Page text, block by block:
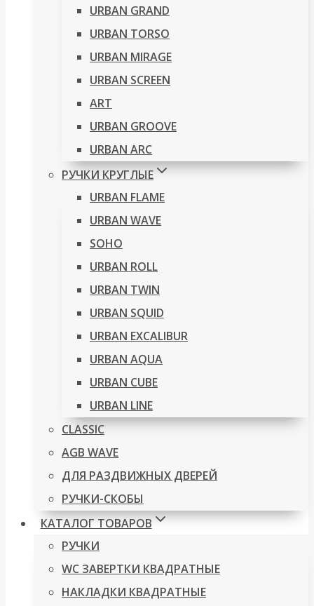
URBAN GRAND
URBAN TORSO
URBAN MIRAGE
URBAN SCREEN
ART
URBAN GROOVE
URBAN ARC
РУЧКИ КРУГЛЫЕ
URBAN FLAME
URBAN WAVE
SOHO
URBAN ROLL
URBAN TWIN
URBAN SQUID
URBAN EXCALIBUR
URBAN AQUA
URBAN CUBE
URBAN LINE
CLASSIC
AGB WAVE
ДЛЯ РАЗДВИЖНЫХ ДВЕРЕЙ
РУЧКИ-СКОБЫ
КАТАЛОГ ТОВАРОВ
РУЧКИ
WC ЗАВЕРТКИ КВАДРАТНЫЕ
НАКЛАДКИ КВАДРАТНЫЕ